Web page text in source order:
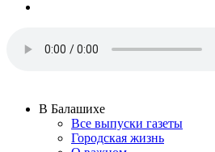
В Балашихе
Все выпуски газеты
Городская жизнь